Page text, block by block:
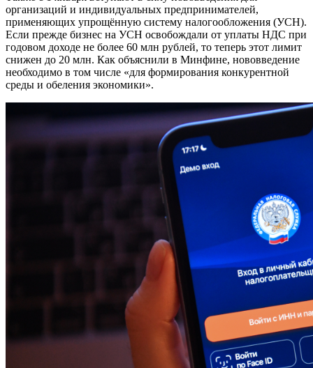
организаций и индивидуальных предпринимателей,
применяющих упрощённую систему налогообложения (УСН).
Если прежде бизнес на УСН освобождали от уплаты НДС при
годовом доходе не более 60 млн рублей, то теперь этот лимит
снижен до 20 млн. Как объяснили в Минфине, нововведение
необходимо в том числе «для формирования конкурентной
среды и обеления экономики».